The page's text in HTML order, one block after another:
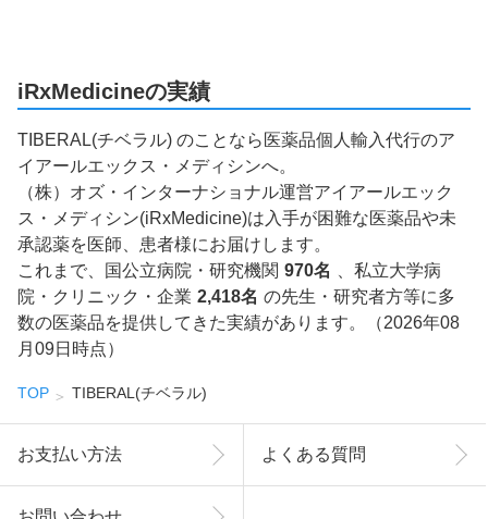
iRxMedicineの実績
TIBERAL(チベラル) のことなら医薬品個人輸入代行のア
イアールエックス・メディシンへ。
（株）オズ・インターナショナル運営アイアールエック
ス・メディシン(iRxMedicine)は入手が困難な医薬品や未
承認薬を医師、患者様にお届けします。
これまで、国公立病院・研究機関 970名
、私立大学病
院・クリニック・企業 2,418名 の先生・研究者方等に多
数の医薬品を提供してきた実績があります。（2026年08
月09日時点）
TOP TIBERAL(チベラル)
お支払い方法 よくある質問